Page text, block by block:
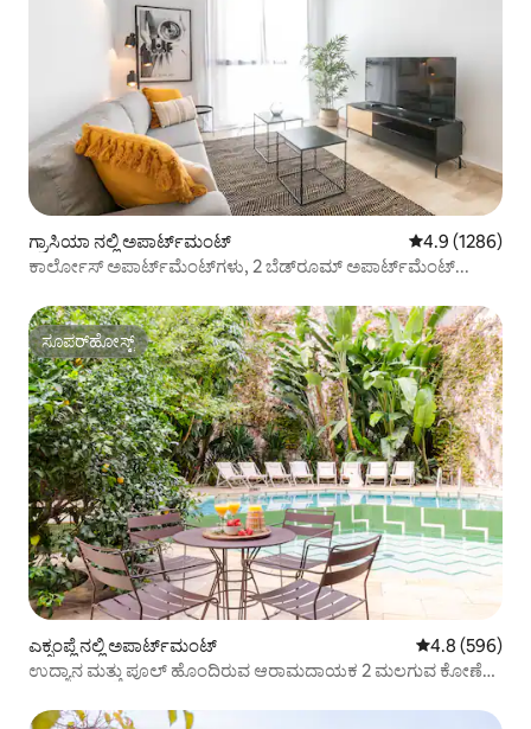
ಗ್ರಾಸಿಯಾ ನಲ್ಲಿ ಅಪಾರ್ಟ್‌ಮಂಟ್ 5 ರಲ್ಲಿ 4.9
4.9 (1286)
ಕಾರ್ಲೋಸ್ ಅಪಾರ್ಟ್‌ಮೆಂಟ್‌ಗಳು, 2 ಬೆಡ್‌ರೂಮ್ ಅಪಾರ್ಟ್‌ಮೆಂಟ್...
ಸೂಪರ್‌ಹೋಸ್ಟ್
ಸೂಪರ್‌ಹೋಸ್ಟ್
ಎಕ್ಸಂಪ್ಲೆ ನಲ್ಲಿ ಅಪಾರ್ಟ್‌ಮಂಟ್ 5 ರಲ್ಲಿ 4.8
4.8 (596)
ಉದ್ಯಾನ ಮತ್ತು ಪೂಲ್ ಹೊಂದಿರುವ ಆರಾಮದಾಯಕ 2 ಮಲಗುವ ಕೋಣೆ